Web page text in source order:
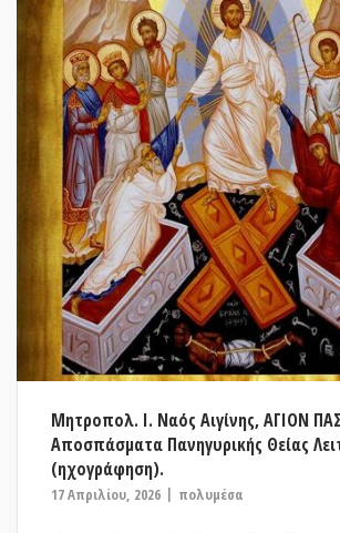
Μητροπολ. Ι. Ναός Αιγίνης, ΑΓΙΟΝ
Αποσπάσματα Πανηγυρικής Θείας
(ηχογράφηση).
17 Απριλίου, 2026 πολυμέσα